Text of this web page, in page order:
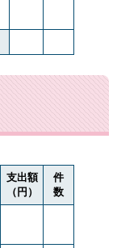
支出額
（円）
件
数